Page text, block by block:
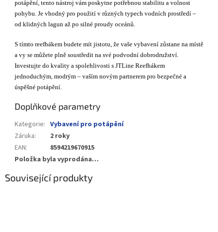
potápění, tento nástroj vám poskytne potřebnou stabilitu a volnost
pohybu. Je vhodný pro použití v různých typech vodních prostředí –
od klidných lagun až po silné proudy oceánů.
S tímto reefhákem budete mít jistotu, že vaše vybavení zůstane na místě
a vy se můžete plně soustředit na své podvodní dobrodružství.
Investujte do kvality a spolehlivosti s JTLine Reefhákem
jednoduchým, modrým – vaším novým partnerem pro bezpečné a
úspěšné potápění.
Doplňkové parametry
Kategorie: Vybavení pro potápění
Záruka:
2 roky
EAN:
8594219670915
Položka byla vyprodána…
Související produkty